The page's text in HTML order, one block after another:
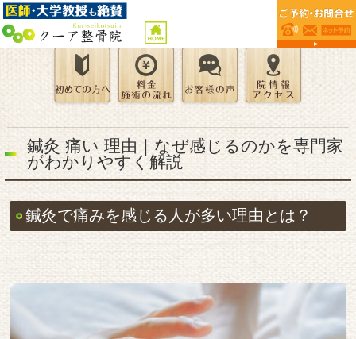
鍼灸 痛い 理由｜なぜ感じるのかを専門家
がわかりやすく解説
鍼灸で痛みを感じる人が多い理由とは？